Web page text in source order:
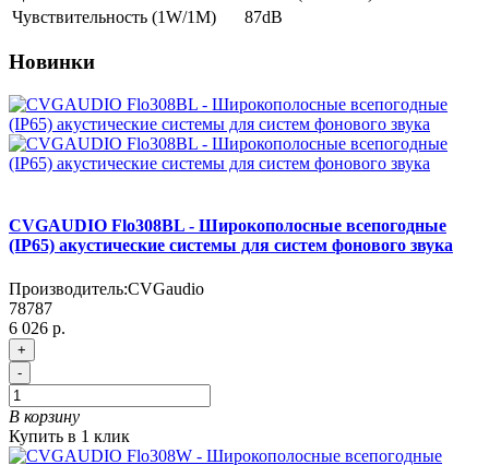
Чувствительность (1W/1М)
87dB
Новинки
CVGAUDIO Flo308BL - Широкополосные всепогодные
(IP65) акустические системы для систем фонового звука
Производитель:CVGaudio
78787
6 026 р.
+
-
В корзину
Купить в 1 клик